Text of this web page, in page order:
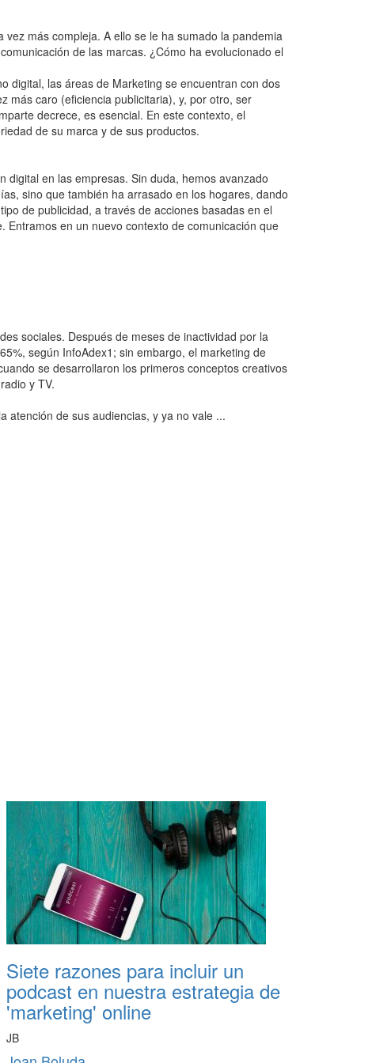
más compleja. A ello se le ha sumado la pandemia
de las marcas. ¿Cómo ha evolucionado el
digital, las áreas de Marketing se encuentran con dos
más caro (eficiencia publicitaria), y, por otro, ser
decrece, es esencial. En este contexto, el
de su marca y de sus productos.
digital en las empresas. Sin duda, hemos avanzado
sino que también ha arrasado en los hogares, dando
de publicidad, a través de acciones basadas en el
en un nuevo contexto de comunicación que
sociales. Después de meses de inactividad por la
según InfoAdex1; sin embargo, el marketing de
se desarrollaron los primeros conceptos creativos
y TV.
atención de sus audiencias, y ya no vale ...
Siete razones para incluir un
podcast en nuestra estrategia de
'marketing' online
JB